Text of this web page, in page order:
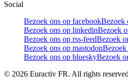
Social
Bezoek ons op facebookBezoek
Bezoek ons op linkedinBezoek
Bezoek ons op rss-feedBezoek
Bezoek ons op mastodonBezoek
Bezoek ons op blueskyBezoek
© 2026 Euractiv FR. All rights